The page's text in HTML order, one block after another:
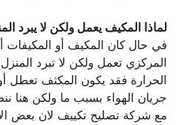
لماذا المكيف يعمل ولكن لا يبرد
في حال كان المكيف أو المكيفات
المركزي تعمل ولكن لا تبرد
الحرارة فقد يكون المكثف تعطل
جريان الهواء بسبب ما ولكن هنا
مع شركة تصليح تكييف لان بعض